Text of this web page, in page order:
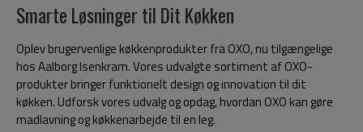
Smarte Løsninger til Dit Køkken
Oplev brugervenlige køkkenprodukter fra OXO, nu tilgængelige
hos Aalborg Isenkram. Vores udvalgte sortiment af OXO-
produkter bringer funktionelt design og innovation til dit
køkken. Udforsk vores udvalg og opdag, hvordan OXO kan gøre
madlavning og køkkenarbejde til en leg.